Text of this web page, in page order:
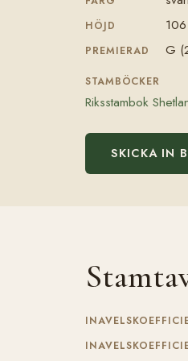
HÖJD
PREMIERAD G
STAMBÖCKER
Riksstambok
SKICKA IN